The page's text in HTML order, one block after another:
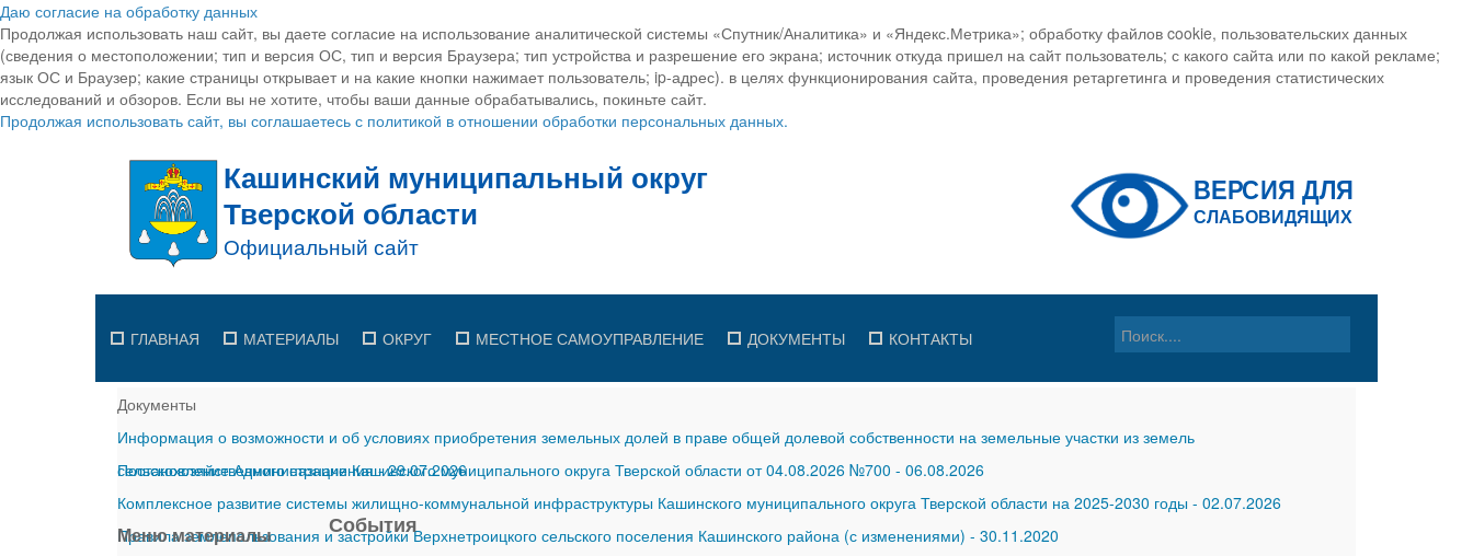
Даю согласие на обработку данных
Продолжая использовать наш сайт, вы даете согласие на использование аналитической системы «Спутник/Аналитика» и «Яндекс.Метрика»; обработку файлов cookie, пользовательских данных
(сведения о местоположении; тип и версия ОС, тип и версия Браузера; тип устройства и разрешение его экрана; источник откуда пришел на сайт пользователь; с какого сайта или по какой рекламе;
язык ОС и Браузер; какие страницы открывает и на какие кнопки нажимает пользователь; ip-адрес). в целях функционирования сайта, проведения ретаргетинга и проведения статистических
исследований и обзоров. Если вы не хотите, чтобы ваши данные обрабатывались, покиньте сайт.
Продолжая использовать сайт, вы соглашаетесь с политикой в отношении обработки персональных данных.
ГЛАВНАЯ МАТЕРИАЛЫ ОКРУГ МЕСТНОЕ САМОУПРАВЛЕНИЕ ДОКУМЕНТЫ КОНТАКТЫ
Документы
Информация о возможности и об условиях приобретения земельных долей в праве общей долевой собственности на земельные участки из земель
сельскохозяйственного назначения-29.07.2026
Постановление Администрации Кашинского муниципального округа Тверской области от 04.08.2026 №700 - 06.08.2026
Комплексное развитие системы жилищно-коммунальной инфраструктуры Кашинского муниципального округа Тверской области на 2025-2030 годы - 02.07.2026
Правила землепользования и застройки Верхнетроицкого сельского поселения Кашинского района (с изменениями) - 30.11.2020
Меню материалы
События